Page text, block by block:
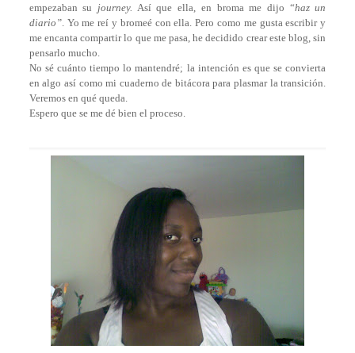
empezaban su journey. Así que ella, en broma me dijo “haz un
diario”. Yo me reí y bromeé con ella. Pero como me gusta escribir y
me encanta compartir lo que me pasa, he decidido crear este blog, sin
pensarlo mucho.
No sé cuánto tiempo lo mantendré; la intención es que se convierta
en algo así como mi cuaderno de bitácora para plasmar la transición.
Veremos en qué queda.
Espero que se me dé bien el proceso.